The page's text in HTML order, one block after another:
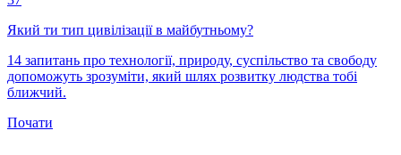
Який ти тип цивілізації в майбутньому?
14 запитань про технології, природу, суспільство та свободу
допоможуть зрозуміти, який шлях розвитку людства тобі
ближчий.
Почати